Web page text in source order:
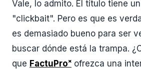
Vale, lo admito. El título tiene
"clickbait". Pero es que es
es demasiado bueno para ser
buscar dónde está la trampa.
que FactuProˣ ofrezca una